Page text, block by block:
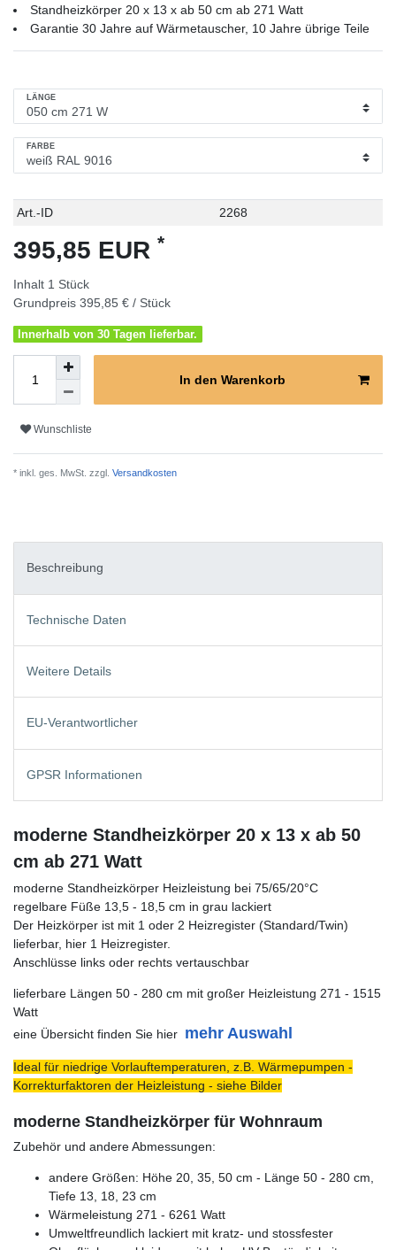
Standheizkörper 20 x 13 x ab 50 cm ab 271 Watt
Garantie 30 Jahre auf Wärmetauscher, 10 Jahre übrige Teile
LÄNGE
FARBE
Technisches
Wert
Art.-ID 2268
395,85 EUR *
Inhalt 1 Stück
Grundpreis 395,85 € / Stück
Innerhalb von 30 Tagen lieferbar.
In den Warenkorb
Wunschliste
* inkl. ges. MwSt. zzgl. Versandkosten
Beschreibung
Technische Daten
Weitere Details
EU-Verantwortlicher
GPSR Informationen
moderne Standheizkörper 20 x 13 x ab 50
cm ab 271 Watt
moderne Standheizkörper Heizleistung bei 75/65/20°C
regelbare Füße 13,5 - 18,5 cm in grau lackiert
Der Heizkörper ist mit 1 oder 2 Heizregister (Standard/Twin)
lieferbar, hier 1 Heizregister.
Anschlüsse links oder rechts vertauschbar
lieferbare Längen 50 - 280 cm mit großer Heizleistung 271 - 1515
Watt
eine Übersicht finden Sie hier mehr Auswahl
Ideal für niedrige Vorlauftemperaturen, z.B. Wärmepumpen -
Korrekturfaktoren der Heizleistung - siehe Bilder
moderne Standheizkörper für Wohnraum
Zubehör und andere Abmessungen:
andere Größen: Höhe 20, 35, 50 cm - Länge 50 - 280 cm,
Tiefe 13, 18, 23 cm
Wärmeleistung 271 - 6261 Watt
Umweltfreundlich lackiert mit kratz- und stossfester